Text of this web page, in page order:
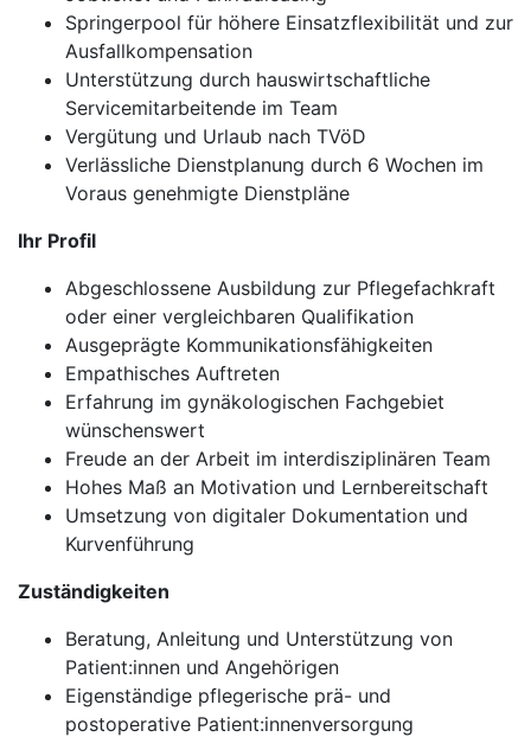
Springerpool für höhere Einsatzflexibilität und zur
Ausfallkompensation
Unterstützung durch hauswirtschaftliche
Servicemitarbeitende im Team
Vergütung und Urlaub nach TVöD
Verlässliche Dienstplanung durch 6 Wochen im
Voraus genehmigte Dienstpläne
Ihr Profil
Abgeschlossene Ausbildung zur Pflegefachkraft
oder einer vergleichbaren Qualifikation
Ausgeprägte Kommunikationsfähigkeiten
Empathisches Auftreten
Erfahrung im gynäkologischen Fachgebiet
wünschenswert
Freude an der Arbeit im interdisziplinären Team
Hohes Maß an Motivation und Lernbereitschaft
Umsetzung von digitaler Dokumentation und
Kurvenführung
Zuständigkeiten
Beratung, Anleitung und Unterstützung von
Patient:innen und Angehörigen
Eigenständige pflegerische prä- und
postoperative Patient:innenversorgung